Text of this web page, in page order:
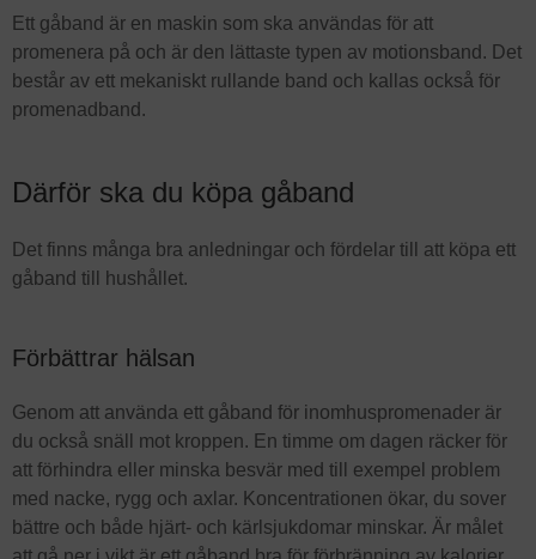
Ett gåband är en maskin som ska användas för att
promenera på och är den lättaste typen av motionsband. Det
består av ett mekaniskt rullande band och kallas också för
promenadband.
Därför ska du köpa gåband
Det finns många bra anledningar och fördelar till att köpa ett
gåband till hushållet.
Förbättrar hälsan
Genom att använda ett gåband för inomhuspromenader är
du också snäll mot kroppen. En timme om dagen räcker för
att förhindra eller minska besvär med till exempel problem
med nacke, rygg och axlar. Koncentrationen ökar, du sover
bättre och både hjärt- och kärlsjukdomar minskar. Är målet